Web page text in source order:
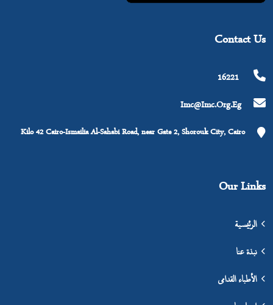
Contact Us
16221
Imc@imc.org.eg
Kilo 42 Cairo-Ismailia Al-Sahabi Road, near Gate 2, Shorouk City, Cairo
Our Links
الرئيسية
نبذة عنا
الأطباء القدامى